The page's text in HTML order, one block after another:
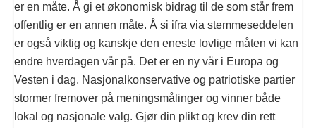
er en måte. Å gi et økonomisk bidrag til de som står frem
offentlig er en annen måte. Å si ifra via stemmeseddelen
er også viktig og kanskje den eneste lovlige måten vi kan
endre hverdagen vår på. Det er en ny vår i Europa og
Vesten i dag. Nasjonalkonservative og patriotiske partier
stormer fremover på meningsmålinger og vinner både
lokal og nasjonale valg. Gjør din plikt og krev din rett